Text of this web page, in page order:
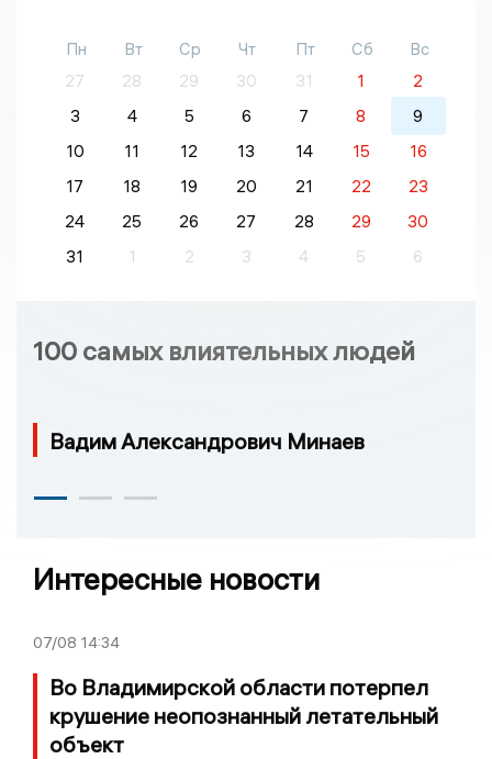
Пн Вт Ср Чт Пт Сб
Вс
27
28 29 30 31 1
2
3
4 5 6 7 8
9
10
11 12 13 14 15
16
17
18 19 20 21 22
23
24
25 26 27 28 29
30
31
1 2 3 4 5 6
100 самых влиятельных людей
Вадим Александрович Минаев
Интересные новости
07/08 14:34
Во Владимирской области потерпел
крушение неопознанный летательный
объект